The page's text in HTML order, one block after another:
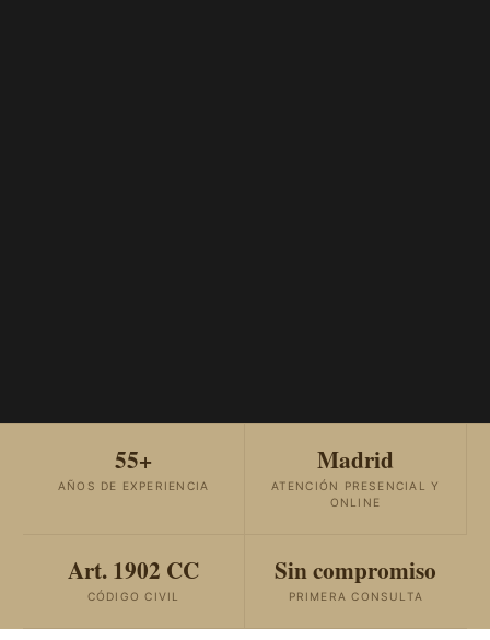
55+
AÑOS DE EXPERIENCIA
Madrid
ATENCIÓN PRESENCIAL Y
ONLINE
Art. 1902 CC
CÓDIGO CIVIL
Sin compromiso
PRIMERA CONSULTA